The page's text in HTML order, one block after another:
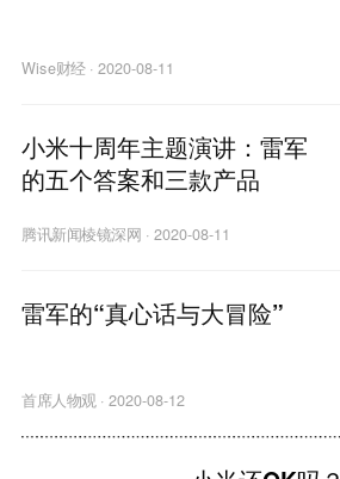
Wise财经·2020-08-11
小米十周年主题演讲：雷军
的五个答案和三款产品
腾讯新闻棱镜深网 · 2020-08-11
雷军的“真心话与大冒险”
首席人物观 ·2020-08-12